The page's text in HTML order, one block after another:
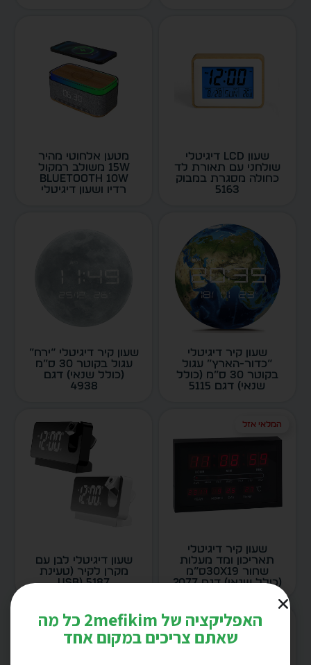
שעון LCD דיגיטלי
שולחני עם תאורת לד
כחולה מסגרת במבוק
5163
מטען אלחוטי מהיר
15W משולב רמקול
bluetooth 10W
רדיו ושעון דיגיטלי
שעון קיר דיגיטלי
“כדור-הארץ” עגול
בקוטר 30 ס”מ (כולל
שנאי) דגם 5115
שעון קיר דיגיטלי “ירח”
עגול בקוטר 30 ס”מ
(כולל שנאי) דגם
4938
המלאי אזל
שעון קיר דיגיטלי
תאריכון ומד מעלות
שחור 30X19ס”מ
(כולל שנאי) דגם 2077
שעון דיגיטלי לבן עם
מקרן לקיר (טעינת
USB) 5187
האפליקציה של 2mefikim כל מה
שאתם צריכים במקום אחד